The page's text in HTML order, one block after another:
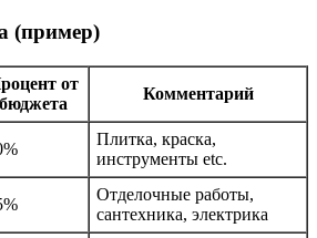
(пример)
от
бюджета
Комментарий
Плитка, краска,
инструменты etc.
Отделочные работы,
сантехника, электрика